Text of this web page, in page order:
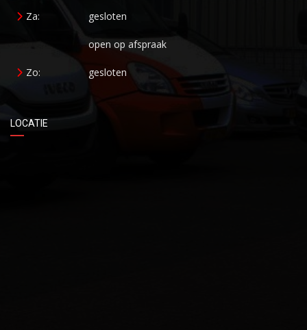
Za: gesloten
open op afspraak
Zo: gesloten
LOCATIE